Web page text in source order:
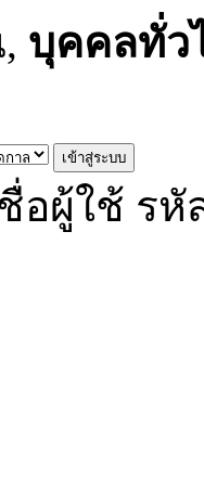
บุคคลทั่ว
อผู้ใช้ รหั